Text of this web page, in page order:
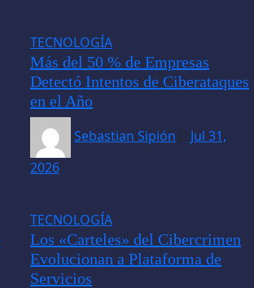
TECNOLOGÍA
Más del 50 % de Empresas
Detectó Intentos de Ciberataques
en el Año
Sebastian Sipión
Jul 31,
2026
TECNOLOGÍA
Los «Carteles» del Cibercrimen
Evolucionan a Plataforma de
Servicios